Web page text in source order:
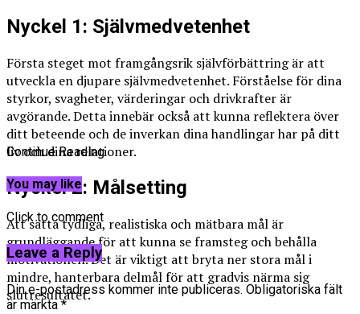
Nyckel 1: Självmedvetenhet
Första steget mot framgångsrik självförbättring är att
utveckla en djupare självmedvetenhet. Förståelse för dina
styrkor, svagheter, värderingar och drivkrafter är
avgörande. Detta innebär också att kunna reflektera över
ditt beteende och de inverkan dina handlingar har på ditt
liv och dina relationer.
Nyckel 2: Målsetting
Att sätta tydliga, realistiska och mätbara mål är
grundläggande för att kunna se framsteg och behålla
motivationen. Det är viktigt att bryta ner stora mål i
mindre, hanterbara delmål för att gradvis närma sig
slutresultatet.
Continue Reading
You may like
Click to comment
Leave a Reply
Din e-postadress kommer inte publiceras. Obligatoriska fält
är märkta *